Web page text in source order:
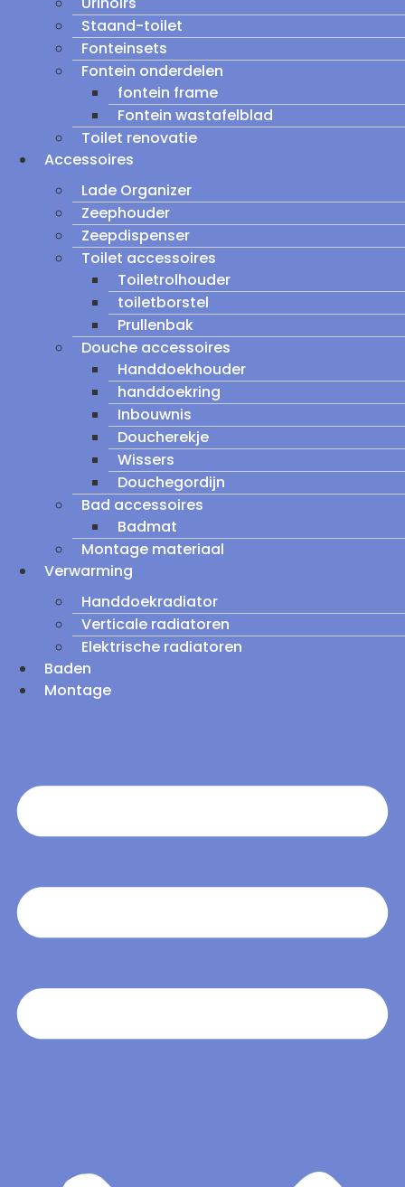
Staand-toilet
Fonteinsets
Fontein onderdelen
fontein frame
Fontein wastafelblad
Toilet renovatie
Accessoires
Lade Organizer
Zeephouder
Zeepdispenser
Toilet accessoires
Toiletrolhouder
toiletborstel
Prullenbak
Douche accessoires
Handdoekhouder
handdoekring
Inbouwnis
Doucherekje
Wissers
Douchegordijn
Bad accessoires
Badmat
Montage materiaal
Verwarming
Handdoekradiator
Verticale radiatoren
Elektrische radiatoren
Baden
Montage